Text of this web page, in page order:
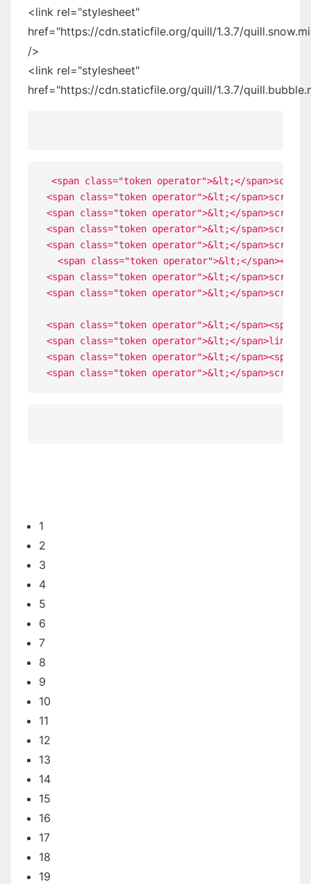
<link rel="stylesheet"
href="https://cdn.staticfile.org/quill/1.3.7/
/>
<link rel="stylesheet"
href="https://cdn.staticfile.org/quill/1.3.7/
<span class="token operator">&lt;</
<span class="token operator">&lt;</span>script
<span class="token operator">&lt;</span>script
<span class="token operator">&lt;</span>script
<span class="token operator">&lt;</span>script
<span class="token operator">&lt;</
<span class="token operator">&lt;</
<span class="token operator">&lt;</
<span class="token operator">&lt;</span><span
<span class="token operator">&lt;</span>link
<span class="token operator">&lt;</span><span
1
2
3
4
5
6
7
8
9
10
11
12
13
14
15
16
17
18
19